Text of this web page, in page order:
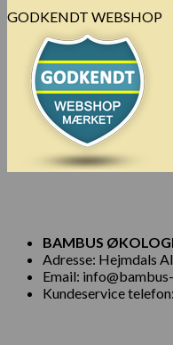
GODKENDT WEBSHOP
BAMBUS
Adresse: Hejmdals
Email:
Kundeservice